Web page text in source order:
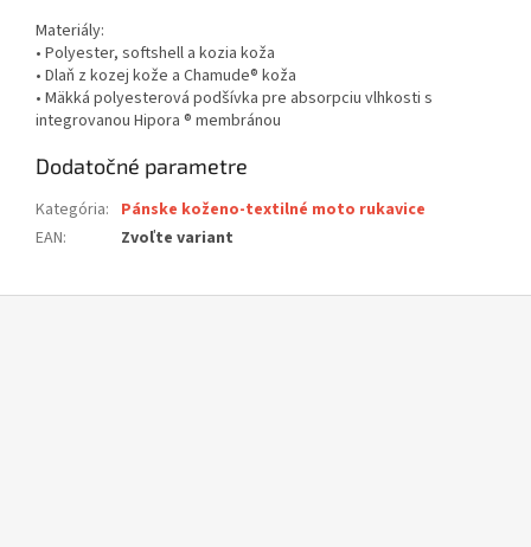
Materiály:
• Polyester, softshell a kozia koža
• Dlaň z kozej kože a Chamude® koža
• Mäkká polyesterová podšívka pre absorpciu vlhkosti s
integrovanou Hipora ® membránou
Dodatočné parametre
Kategória: Pánske koženo-textilné moto rukavice
EAN: Zvoľte variant